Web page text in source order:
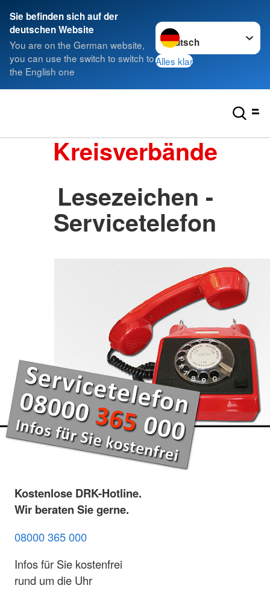
Sie befinden sich auf der
deutschen Website
You are on the German website,
you can use the switch to switch to
the English one
Sprache wechseln zu
Alles klar
Kreisverbände
Lesezeichen -
Servicetelefon
Kostenlose DRK-Hotline.
Wir beraten Sie gerne.
08000 365 000
Infos für Sie kostenfrei
rund um die Uhr